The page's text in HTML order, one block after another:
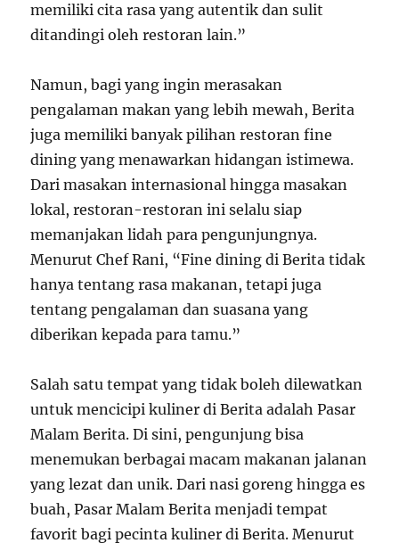
memiliki cita rasa yang autentik dan sulit
ditandingi oleh restoran lain.”
Namun, bagi yang ingin merasakan
pengalaman makan yang lebih mewah, Berita
juga memiliki banyak pilihan restoran fine
dining yang menawarkan hidangan istimewa.
Dari masakan internasional hingga masakan
lokal, restoran-restoran ini selalu siap
memanjakan lidah para pengunjungnya.
Menurut Chef Rani, “Fine dining di Berita tidak
hanya tentang rasa makanan, tetapi juga
tentang pengalaman dan suasana yang
diberikan kepada para tamu.”
Salah satu tempat yang tidak boleh dilewatkan
untuk mencicipi kuliner di Berita adalah Pasar
Malam Berita. Di sini, pengunjung bisa
menemukan berbagai macam makanan jalanan
yang lezat dan unik. Dari nasi goreng hingga es
buah, Pasar Malam Berita menjadi tempat
favorit bagi pecinta kuliner di Berita. Menurut